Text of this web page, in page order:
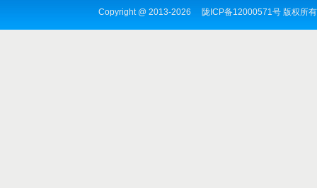
Copyright @ 2013-2026 陇ICP备12000571号 版权所